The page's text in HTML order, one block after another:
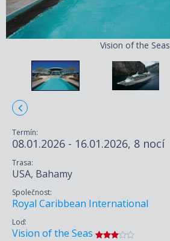
Vision of the Seas
Termín:
08.01.2026 - 16.01.2026, 8 nocí
Trasa:
USA, Bahamy
Společnost:
Royal Caribbean International
Loď:
Vision of the Seas